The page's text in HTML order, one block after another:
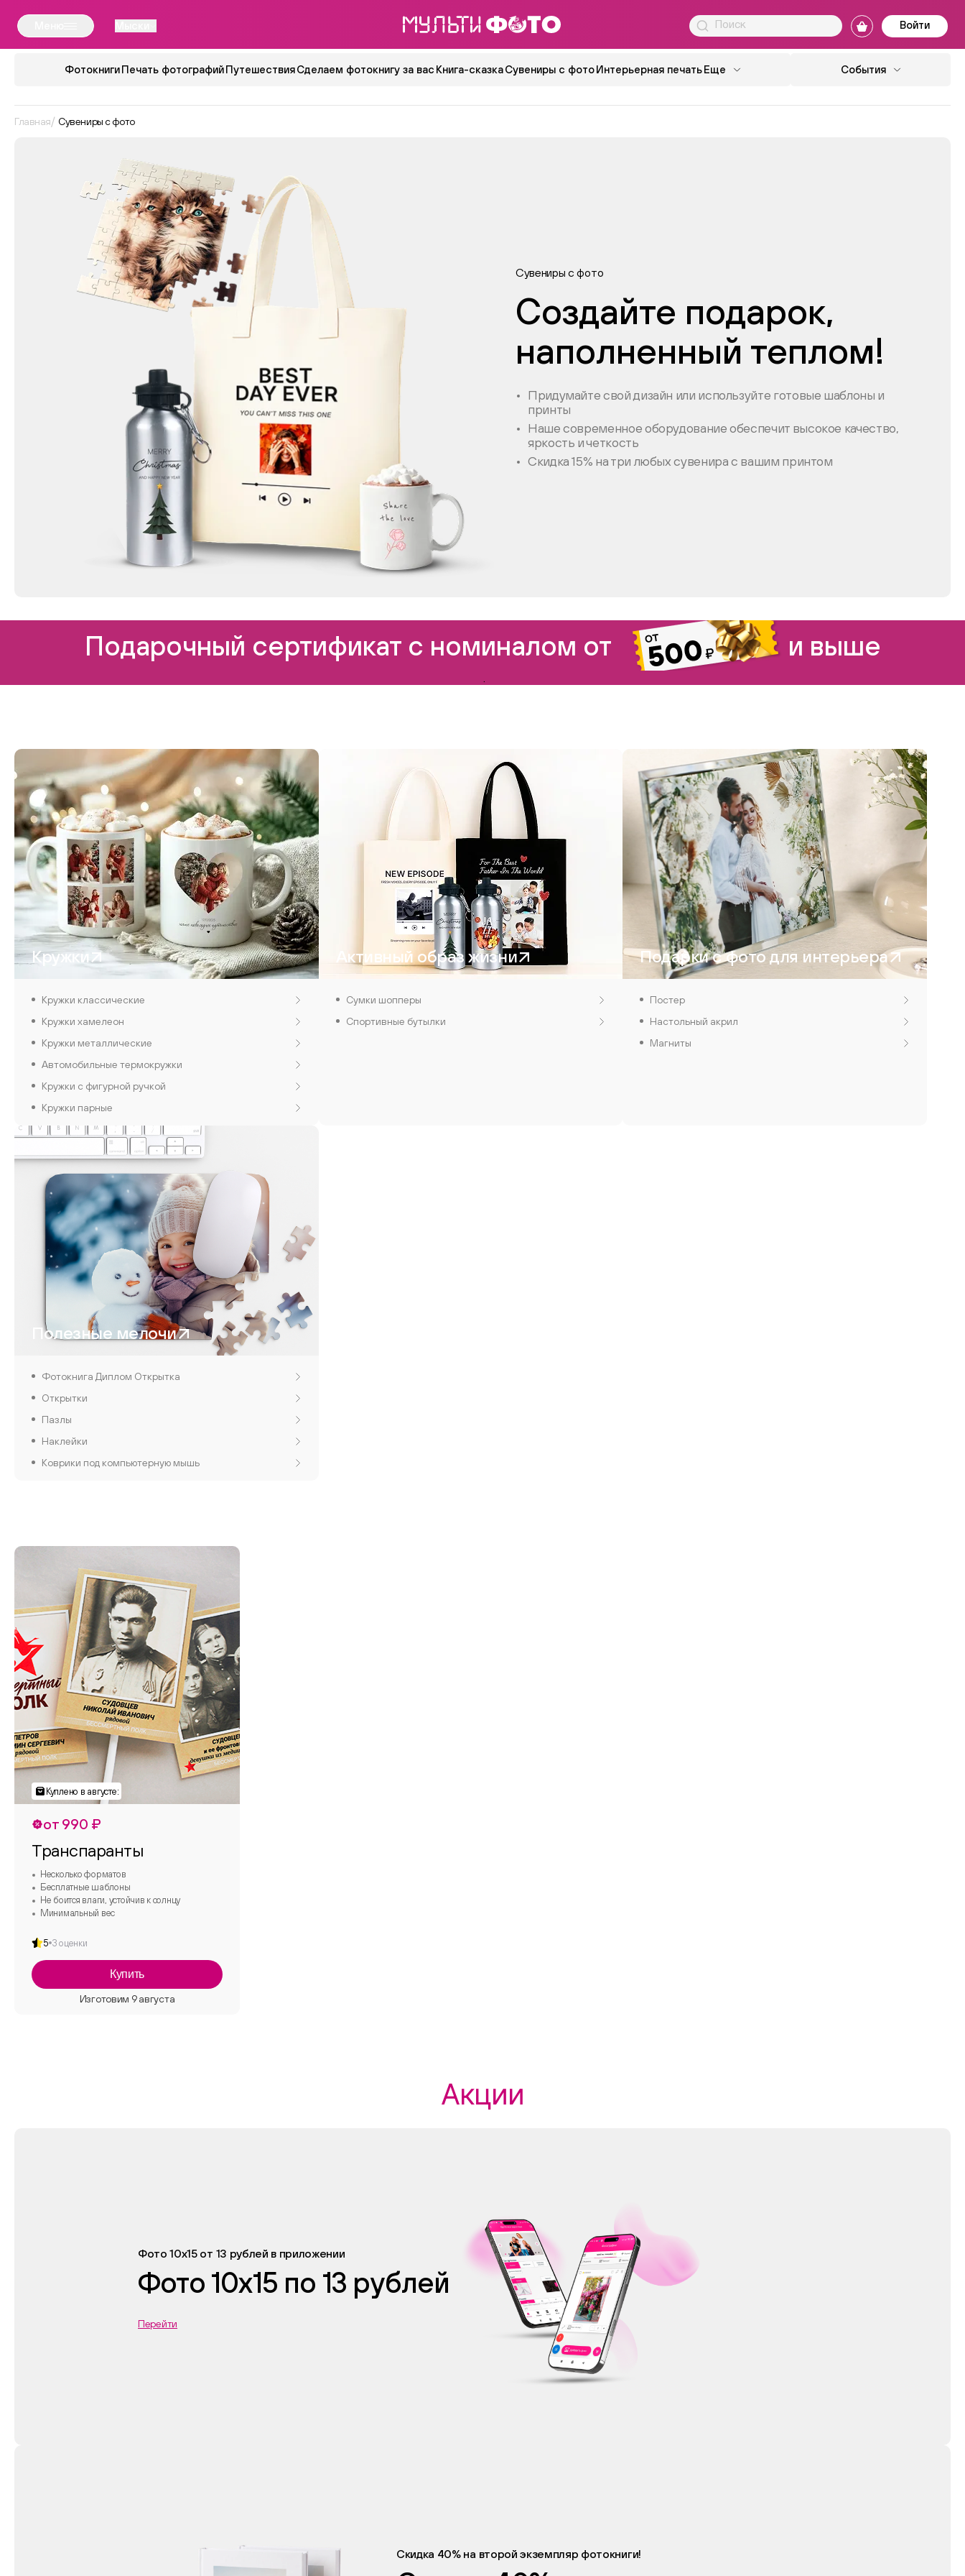
Войти
Фотокниги Печать фотографий Путешествия Сделаем фотокнигу за вас Книга-сказка Сувениры с фото Интерьерная печать Еще События
Главная Сувениры с фото
Сувениры с фото
Создайте подарок,
наполненный теплом!
Придумайте свой дизайн или используйте готовые шаблоны и
принты
Наше современное оборудование обеспечит высокое качество,
яркость и четкость
Скидка 15% на три любых сувенира с вашим принтом
Подарочный сертификат с номиналом от и выше
Кружки
Кружки классические
Кружки хамелеон
Кружки металлические
Автомобильные термокружки
Кружки с фигурной ручкой
Кружки парные
Активный образ жизни
Сумки шопперы
Спортивные бутылки
Подарки с фото для интерьера
Постер
Настольный акрил
Магниты
Полезные мелочи
Фотокнига Диплом Открытка
Открытки
Пазлы
Наклейки
Коврики под компьютерную мышь
от 990 ₽
Транспаранты
Несколько форматов
Бесплатные шаблоны
Не боится влаги, устойчив к солнцу
Минимальный вес
5 3 оценки
Купить
Акции
Фото 10х15 от 13 рублей в приложении
Фото 10х15 по 13 рублей
Перейти
Скидка 40% на второй экземпляр фотокниги!